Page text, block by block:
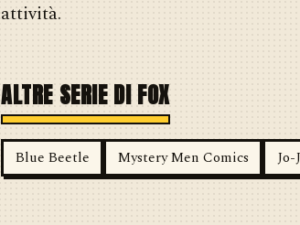
attività.
ALTRE SERIE DI FOX
Blue Beetle Mystery Men Comics Jo-